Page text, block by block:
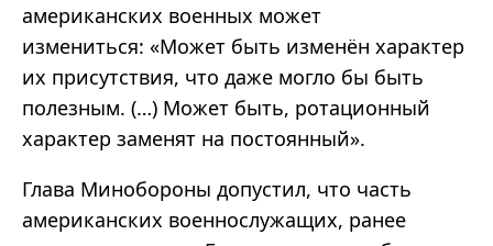
американских военных может
измениться: «Может быть изменён характер
их присутствия, что даже могло бы быть
полезным. (…) Может быть, ротационный
характер заменят на постоянный».
Глава Минобороны допустил, что часть
американских военнослужащих, ранее